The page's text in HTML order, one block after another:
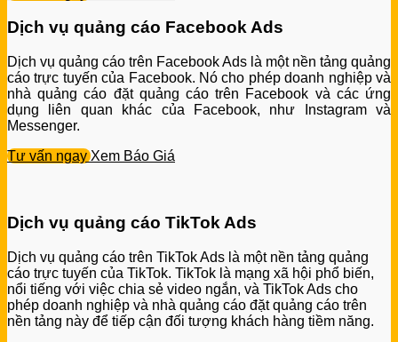
Dịch vụ quảng cáo Facebook Ads
Dịch vụ quảng cáo trên Facebook Ads là một nền tảng quảng
cáo trực tuyến của Facebook. Nó cho phép doanh nghiệp và
nhà quảng cáo đặt quảng cáo trên Facebook và các ứng
dụng liên quan khác của Facebook, như Instagram và
Messenger.
Tư vấn ngay Xem Báo Giá
Dịch vụ quảng cáo TikTok Ads
Dịch vụ quảng cáo trên TikTok Ads là một nền tảng quảng
cáo trực tuyến của TikTok. TikTok là mạng xã hội phổ biến,
nổi tiếng với việc chia sẻ video ngắn, và TikTok Ads cho
phép doanh nghiệp và nhà quảng cáo đặt quảng cáo trên
nền tảng này để tiếp cận đối tượng khách hàng tiềm năng.